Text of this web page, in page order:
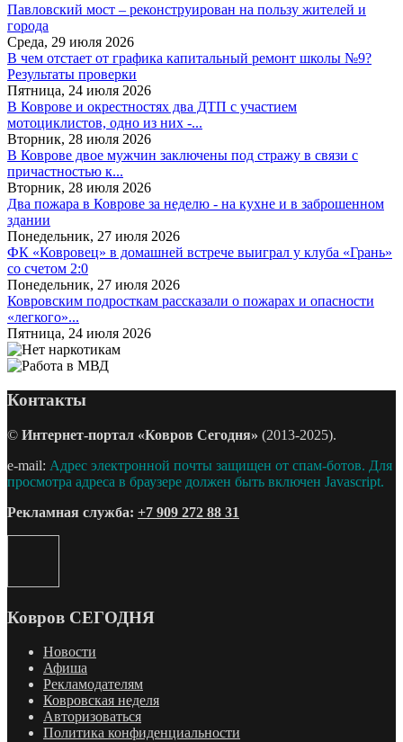
Павловский мост – реконструирован на пользу жителей и
города
Среда, 29 июля 2026
В чем отстает от графика капитальный ремонт школы №9?
Результаты проверки
Пятница, 24 июля 2026
В Коврове и окрестностях два ДТП с участием
мотоциклистов, одно из них -...
Вторник, 28 июля 2026
В Коврове двое мужчин заключены под стражу в связи с
причастностью к...
Вторник, 28 июля 2026
Два пожара в Коврове за неделю - на кухне и в заброшенном
здании
Понедельник, 27 июля 2026
ФК «Ковровец» в домашней встрече выиграл у клуба «Грань»
со счетом 2:0
Понедельник, 27 июля 2026
Ковровским подросткам рассказали о пожарах и опасности
«легкого»...
Пятница, 24 июля 2026
Контакты
© Интернет-портал «Ковров Сегодня» (2013-2025).
e-mail: Адрес электронной почты защищен от спам-ботов. Для
просмотра адреса в браузере должен быть включен Javascript.
Рекламная служба: +7 909 272 88 31
Ковров СЕГОДНЯ
Новости
Афиша
Рекламодателям
Ковровская неделя
Авторизоваться
Политика конфиденциальности